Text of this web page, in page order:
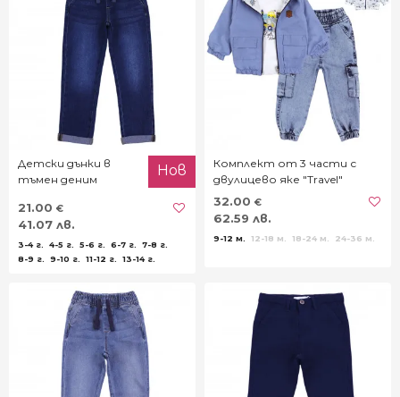
Детски дънки в
тъмен деним
Нов
21.00 €
41.07 лв.
3-4 г. 4-5 г. 5-6 г. 6-7 г.
7-8 г.
8-9 г.
9-10 г. 11-12 г. 13-14 г.
Комплект от 3 части с
двулицево яке "Travel"
32.00 €
62.59 лв.
9-12 м. 12-18 м. 18-24 м. 24-36 м.